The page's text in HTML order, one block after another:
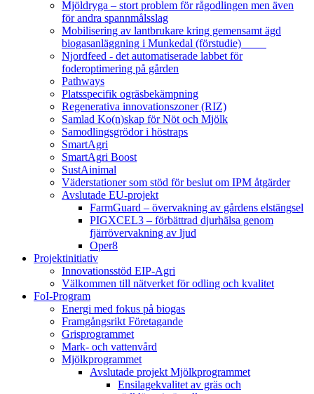
Mjöldryga – stort problem för rågodlingen men även
för andra spannmålsslag
Mobilisering av lantbrukare kring gemensamt ägd
biogasanläggning i Munkedal (förstudie)
Njordfeed - det automatiserade labbet för
foderoptimering på gården
Pathways
Platsspecifik ogräsbekämpning
Regenerativa innovationszoner (RIZ)
Samlad Ko(n)skap för Nöt och Mjölk
Samodlingsgrödor i höstraps
SmartAgri
SmartAgri Boost
SustAinimal
Väderstationer som stöd för beslut om IPM åtgärder
Avslutade EU-projekt
FarmGuard – övervakning av gårdens elstängsel
PIGXCEL3 – förbättrad djurhälsa genom
fjärrövervakning av ljud
Oper8
Projektinitiativ
Innovationsstöd EIP-Agri
Välkommen till nätverket för odling och kvalitet
FoI-Program
Energi med fokus på biogas
Framgångsrikt Företagande
Grisprogrammet
Mark- och vattenvård
Mjölkprogrammet
Avslutade projekt Mjölkprogrammet
Ensilagekvalitet av gräs och